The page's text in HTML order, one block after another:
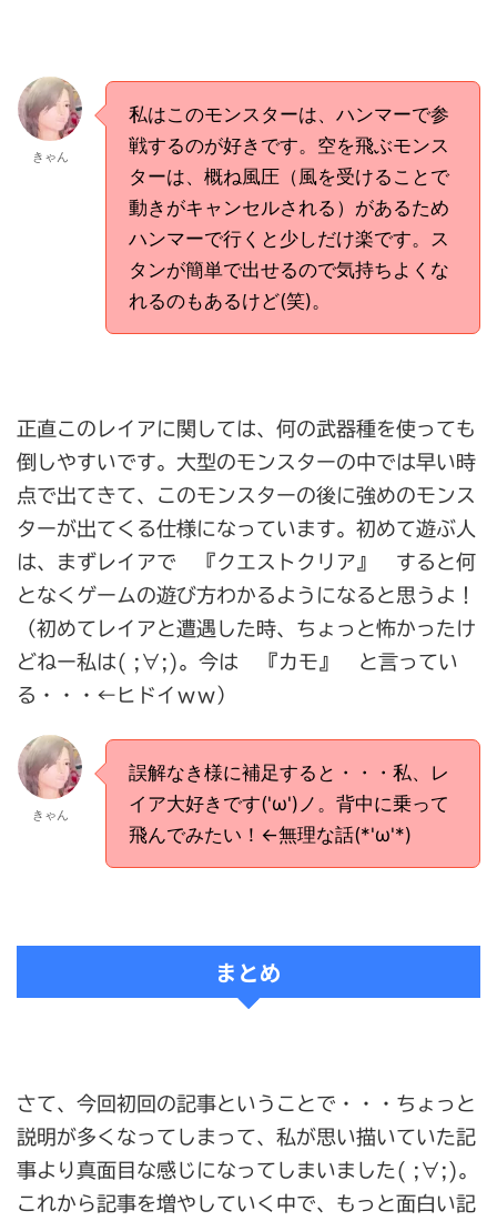
きゃん
私はこのモンスターは、ハンマーで参
戦するのが好きです。空を飛ぶモンス
ターは、概ね風圧（風を受けることで
動きがキャンセルされる）があるため
ハンマーで行くと少しだけ楽です。ス
タンが簡単で出せるので気持ちよくな
れるのもあるけど(笑)。
正直このレイアに関しては、何の武器種を使っても
倒しやすいです。大型のモンスターの中では早い時
点で出てきて、このモンスターの後に強めのモンス
ターが出てくる仕様になっています。初めて遊ぶ人
は、まずレイアで 『クエストクリア』 すると何
となくゲームの遊び方わかるようになると思うよ！
（初めてレイアと遭遇した時、ちょっと怖かったけ
どねー私は( ;∀;)。今は 『カモ』 と言ってい
る・・・←ヒドイｗｗ）
きゃん
誤解なき様に補足すると・・・私、レ
イア大好きです('ω')ノ。背中に乗って
飛んでみたい！←無理な話(*'ω'*)
まとめ
さて、今回初回の記事ということで・・・ちょっと
説明が多くなってしまって、私が思い描いていた記
事より真面目な感じになってしまいました( ;∀;)。
これから記事を増やしていく中で、もっと面白い記